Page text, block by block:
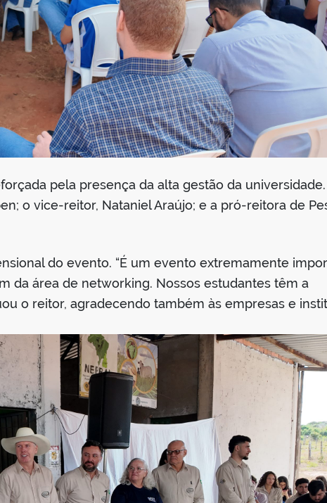
pela presença da alta gestão da universidade.
o vice-reitor, Nataniel Araújo; e a pró-reitora de
do evento. “É um evento extremamente
da área de networking. Nossos estudantes têm a
o reitor, agradecendo também às empresas e